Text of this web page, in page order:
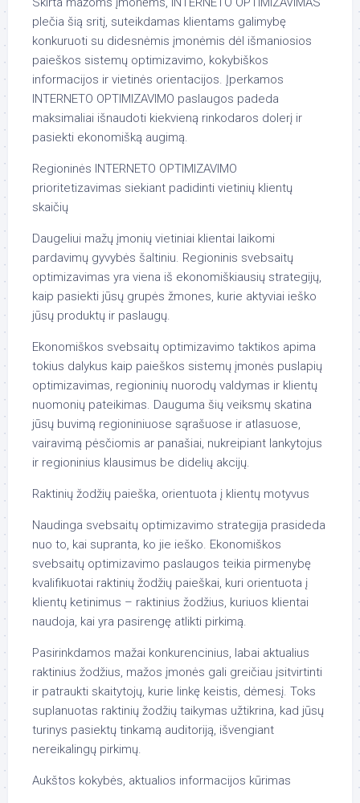
plečia šią sritį, suteikdamas klientams galimybę
konkuruoti su didesnėmis įmonėmis dėl išmaniosios
paieškos sistemų optimizavimo, kokybiškos
informacijos ir vietinės orientacijos. Įperkamos
INTERNETO OPTIMIZAVIMO paslaugos padeda
maksimaliai išnaudoti kiekvieną rinkodaros dolerį ir
pasiekti ekonomišką augimą.
Regioninės INTERNETO OPTIMIZAVIMO
prioritetizavimas siekiant padidinti vietinių klientų
skaičių
Daugeliui mažų įmonių vietiniai klientai laikomi
pardavimų gyvybės šaltiniu. Regioninis svebsaitų
optimizavimas yra viena iš ekonomiškiausių strategijų,
kaip pasiekti jūsų grupės žmones, kurie aktyviai ieško
jūsų produktų ir paslaugų.
Ekonomiškos svebsaitų optimizavimo taktikos apima
tokius dalykus kaip paieškos sistemų įmonės puslapių
optimizavimas, regioninių nuorodų valdymas ir klientų
nuomonių pateikimas. Dauguma šių veiksmų skatina
jūsų buvimą regioniniuose sąrašuose ir atlasuose,
vairavimą pėsčiomis ar panašiai, nukreipiant lankytojus
ir regioninius klausimus be didelių akcijų.
Raktinių žodžių paieška, orientuota į klientų motyvus
Naudinga svebsaitų optimizavimo strategija prasideda
nuo to, kai supranta, ko jie ieško. Ekonomiškos
svebsaitų optimizavimo paslaugos teikia pirmenybę
kvalifikuotai raktinių žodžių paieškai, kuri orientuota į
klientų ketinimus – raktinius žodžius, kuriuos klientai
naudoja, kai yra pasirengę atlikti pirkimą.
Pasirinkdamos mažai konkurencinius, labai aktualius
raktinius žodžius, mažos įmonės gali greičiau įsitvirtinti
ir patraukti skaitytojų, kurie linkę keistis, dėmesį. Toks
suplanuotas raktinių žodžių taikymas užtikrina, kad jūsų
turinys pasiektų tinkamą auditoriją, išvengiant
nereikalingų pirkimų.
Aukštos kokybės, aktualios informacijos kūrimas